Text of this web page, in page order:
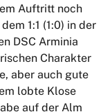
Auftritt noch
1:1 (1:0) in der
DSC Arminia
Charakter
aber auch gute
lobte Klose
auf der Alm